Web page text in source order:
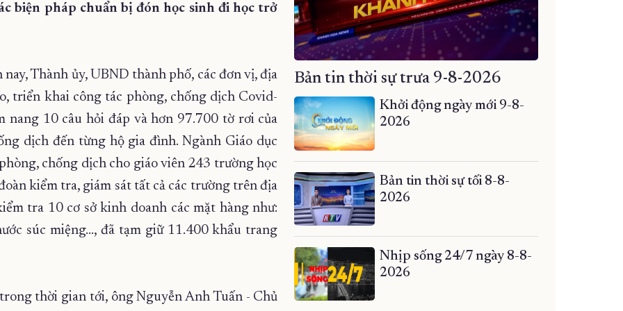
biện pháp chuẩn bị đón học sinh đi học trở
Thành ủy, UBND thành phố, các đơn vị, địa
triển khai công tác phòng, chống dịch Covid-
nang 10 câu hỏi đáp và hơn 97.700 tờ rơi của
dịch đến từng hộ gia đình. Ngành Giáo dục
chống dịch cho giáo viên 243 trường học
kiểm tra, giám sát tất cả các trường trên địa
tra 10 cơ sở kinh doanh các mặt hàng như:
súc miệng..., đã tạm giữ 11.400 khẩu trang
thời gian tới, ông Nguyễn Anh Tuấn - Chủ
Bản tin thời sự trưa 9-8-2026
Khởi động ngày mới 9-8-
2026
Bản tin thời sự tối 8-8-
2026
Nhịp sống 24/7 ngày 8-8-
2026